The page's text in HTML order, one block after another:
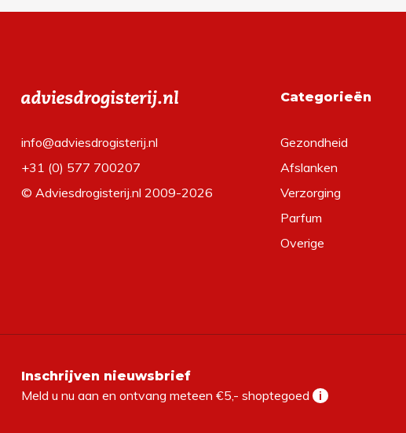
info@adviesdrogisterij.nl
+31 (0) 577 700207
© Adviesdrogisterij.nl 2009-2026
Categorieën
Gezondheid
Afslanken
Verzorging
Parfum
Overige
Inschrijven nieuwsbrief
Meld u nu aan en ontvang meteen €5,- shoptegoed i